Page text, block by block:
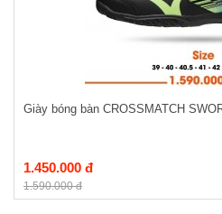
Giày bóng bàn CROSSMATCH
1.450.000 đ
1.590.000 đ